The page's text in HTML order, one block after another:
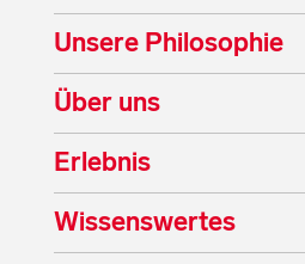
Unsere Philosophie
Über uns
Erlebnis
Wissenswertes